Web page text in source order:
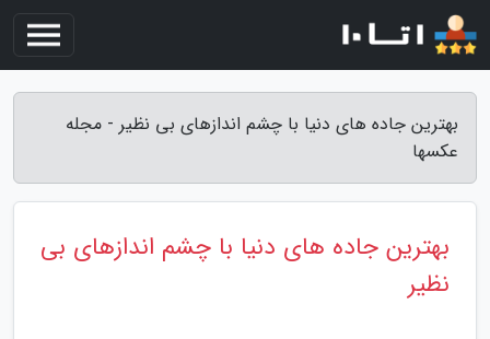
بهترین جاده های دنیا با چشم اندازهای بی نظیر - مجله
عکسها
بهترین جاده های دنیا با چشم اندازهای بی
نظیر